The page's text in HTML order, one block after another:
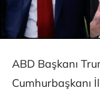
ABD Başkanı
Cumhurbaşkanı